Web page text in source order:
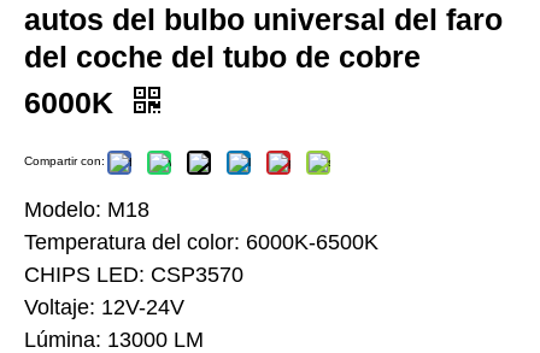
autos del bulbo universal del faro
del coche del tubo de cobre
6000K
Compartir con:
Modelo: M18
Temperatura del color: 6000K-6500K
CHIPS LED: CSP3570
Voltaje: 12V-24V
Lúmina: 13000 LM